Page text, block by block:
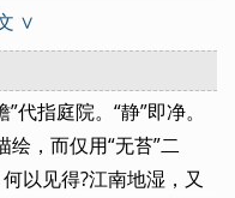
江宁（今江苏南京）时
苔：没有青苔。
整的一块块田地
开门。 闼：小门。送
∨
指庭院。“静”即净。
绘，而仅用“无苔”二
以见得?江南地湿，又